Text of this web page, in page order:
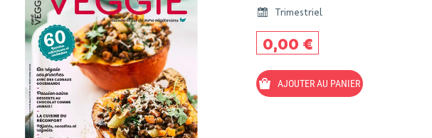
images
gallery
Trimestriel
0,00 €
AJOUTER AU PANIER